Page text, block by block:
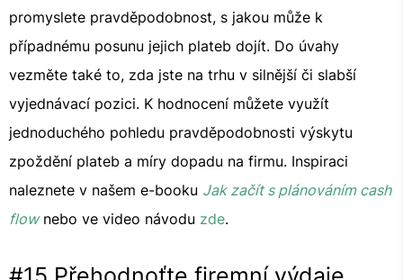
promyslete pravděpodobnost, s jakou může k
případnému posunu jejich plateb dojít. Do úvahy
vezměte také to, zda jste na trhu v silnější či slabší
vyjednávací pozici. K hodnocení můžete využít
jednoduchého pohledu pravděpodobnosti výskytu
zpoždění plateb a míry dopadu na firmu. Inspiraci
naleznete v našem e-booku Jak začít s plánováním cash
flownebo ve video návodu zde.